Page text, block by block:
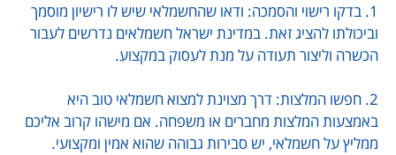
1. בדקו רישוי והסמכה: ודאו שהחשמלאי שיש לו רישיון מוסמך
וביכולתו להציג זאת. במדינת ישראל חשמלאים נדרשים לעבור
הכשרה וליצור תעודה על מנת לעסוק במקצוע.
2. חפשו המלצות: דרך מצוינת למצוא חשמלאי טוב היא
באמצעות המלצות מחברים או משפחה. אם מישהו קרוב אליכם
ממליץ על חשמלאי, יש סבירות גבוהה שהוא אמין ומקצועי.